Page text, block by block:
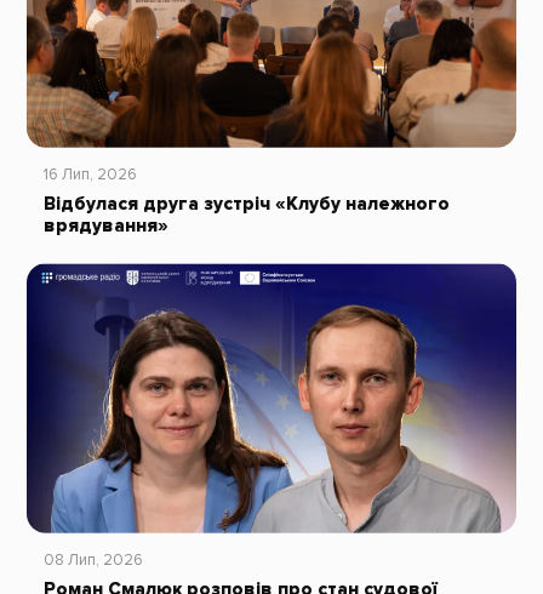
16 Лип, 2026
Відбулася друга зустріч «Клубу належного
врядування»
08 Лип, 2026